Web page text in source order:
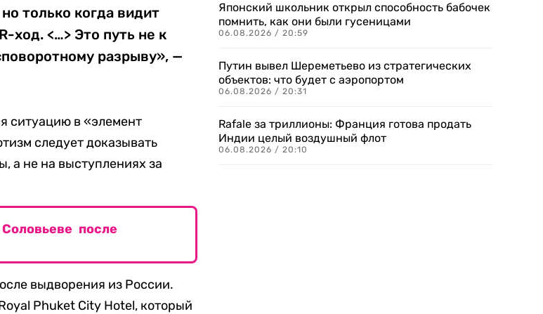
только когда видит
ход. <…> Это путь не к
разрыву», —
ситуацию в «элемент
следует доказывать
а не на выступлениях за
после
выдворения из России.
Phuket City Hotel, который
Японский школьник открыл способность бабочек
помнить, как они были гусеницами
06.08.2026 / 20:59
Путин вывел Шереметьево из стратегических
объектов: что будет с аэропортом
06.08.2026 / 20:31
Rafale за триллионы: Франция готова продать
Индии целый воздушный флот
06.08.2026 / 20:10